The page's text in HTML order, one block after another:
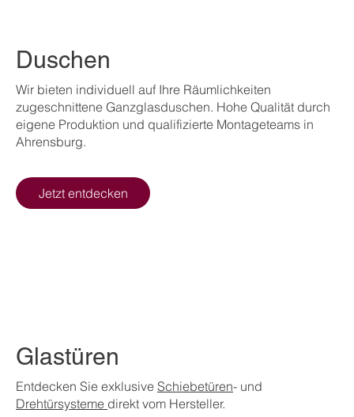
Wir bieten individuell auf Ihre Räumlichkeiten
zugeschnittene Ganzglasduschen. Hohe Qualität durch
eigene Produktion und qualifizierte Montageteams in
Ahrensburg.
Jetzt entdecken
Duschen
Glastüren
Entdecken Sie exklusive Schiebetüren- und
Drehtürsysteme direkt vom Hersteller.